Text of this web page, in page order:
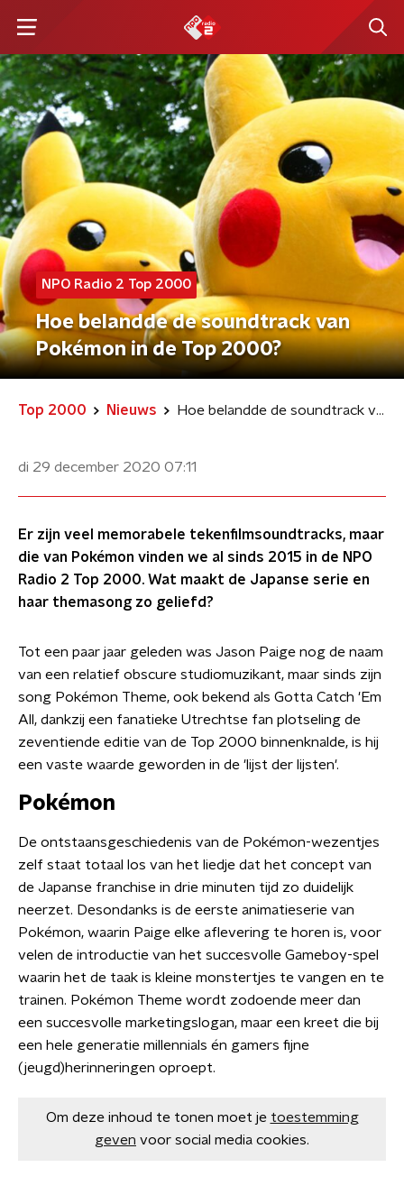
NPO Radio 2 Top 2000
Hoe belandde de soundtrack van
Pokémon in de Top 2000?
Top 2000 Nieuws Hoe belandde de soundtrack van Pokémon in de Top 2000?
di 29 december 2020 07:11
Er zijn veel memorabele tekenfilmsoundtracks, maar
die van Pokémon vinden we al sinds 2015 in de NPO
Radio 2 Top 2000. Wat maakt de Japanse serie en
haar themasong zo geliefd?
Tot een paar jaar geleden was Jason Paige nog de naam
van een relatief obscure studiomuzikant, maar sinds zijn
song Pokémon Theme, ook bekend als Gotta Catch 'Em
All, dankzij een fanatieke Utrechtse fan plotseling de
zeventiende editie van de Top 2000 binnenknalde, is hij
een vaste waarde geworden in de 'lijst der lijsten'.
Pokémon
De ontstaansgeschiedenis van de Pokémon-wezentjes
zelf staat totaal los van het liedje dat het concept van
de Japanse franchise in drie minuten tijd zo duidelijk
neerzet. Desondanks is de eerste animatieserie van
Pokémon, waarin Paige elke aflevering te horen is, voor
velen de introductie van het succesvolle Gameboy-spel
waarin het de taak is kleine monstertjes te vangen en te
trainen. Pokémon Theme wordt zodoende meer dan
een succesvolle marketingslogan, maar een kreet die bij
een hele generatie millennials én gamers fijne
(jeugd)herinneringen oproept.
Om deze inhoud te tonen moet je toestemming
geven voor social media cookies.